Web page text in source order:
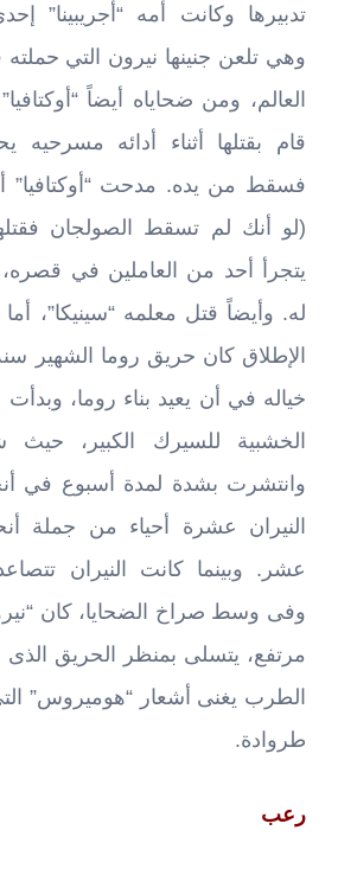
تدبيرها وكانت أمه “أجريبينا”
وهي تلعن جنينها نيرون التي
العالم، ومن ضحاياه أيضاً
قام بقتلها أثناء أدائه مسرحيه
فسقط من يده. مدحت “أوكتافيا”
(لو أنك لم تسقط الصولجان
يتجرأ أحد من العاملين في
له. وأيضاً قتل معلمه “سينيكا”،
خياله في أن يعيد بناء روما، وبدأت
الخشبية للسيرك الكبير، حيث
وانتشرت بشدة لمدة أسبوع في
النيران عشرة أحياء من جملة
عشر. وبينما كانت النيران
وفى وسط صراخ الضحايا، كان
مرتفع، يتسلى بمنظر الحريق الذى
الطرب يغنى أشعار “هوميروس”
طروادة.
رعب